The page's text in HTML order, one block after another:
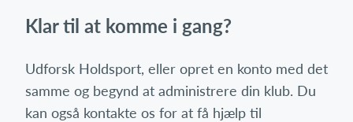
Klar til at komme i gang?
Udforsk Holdsport, eller opret en konto med det
samme og begynd at administrere din klub. Du
kan også kontakte os for at få hjælp til